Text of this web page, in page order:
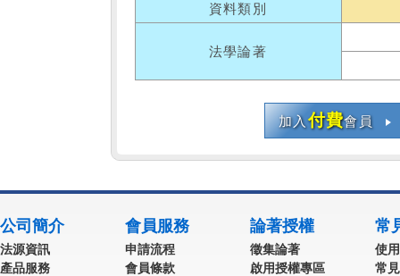
資料類別
法學論著
加入付費會員
公司簡介
法源資訊
產品服務
會員服務
申請流程
會員條款
論著授權
徵集論著
啟用授權專區
常
使
常